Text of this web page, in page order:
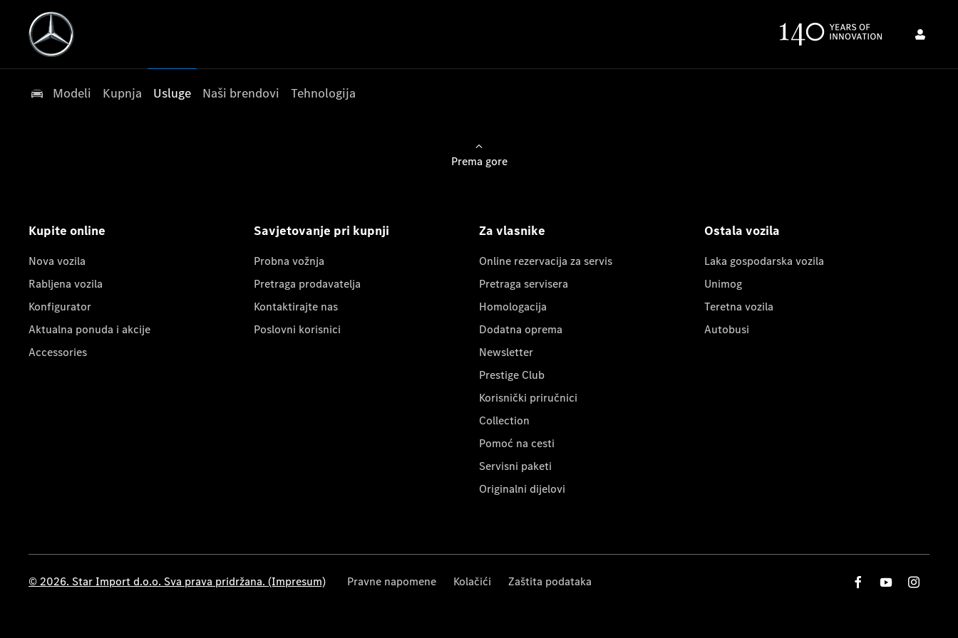
Modeli Kupnja Usluge Naši brendovi Tehnologija
Prema gore
Kupite online
Nova vozila
Rabljena vozila
Konfigurator
Aktualna ponuda i akcije
Accessories
Savjetovanje pri kupnji
Probna vožnja
Pretraga prodavatelja
Kontaktirajte nas
Poslovni korisnici
Za vlasnike
Online rezervacija za servis
Pretraga servisera
Homologacija
Dodatna oprema
Newsletter
Prestige Club
Korisnički priručnici
Collection
Pomoć na cesti
Servisni paketi
Originalni dijelovi
Ostala vozila
Laka gospodarska vozila
Unimog
Teretna vozila
Autobusi
© 2026. Star Import d.o.o. Sva prava pridržana. (Impresum) Pravne napomene Kolačići Zaštita podataka